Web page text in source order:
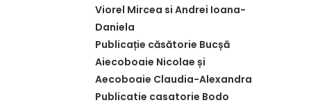
Viorel Mircea si Andrei Ioana-
Daniela
Publicație căsătorie Bucșă
Aiecoboaie Nicolae și
Aecoboaie Claudia-Alexandra
Publicatie casatorie Bodo